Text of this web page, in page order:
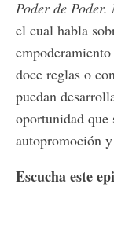
Poder de
el cual habla
doce reglas o
puedan
oportunidad
autopromoción
Escucha este